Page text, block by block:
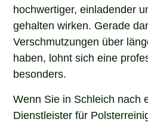
hochwertiger, einladender
gehalten wirken. Gerade
Verschmutzungen über
haben, lohnt sich eine
besonders.
Wenn Sie in Schleich nach
Dienstleister für